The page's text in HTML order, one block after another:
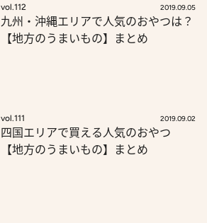
vol.112 2019.09.05
九州・沖縄エリアで人気のおやつは？
【地方のうまいもの】まとめ
vol.111 2019.09.02
四国エリアで買える人気のおやつ
【地方のうまいもの】まとめ